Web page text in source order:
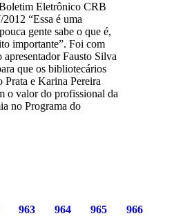
Eletrônico CRB
2012 “Essa é uma
gente sabe o que é,
importante”. Foi com
apresentador Fausto Silva
que os bibliotecários
e Karina Pereira
o valor do profissional da
no Programa do
963 964 965
966